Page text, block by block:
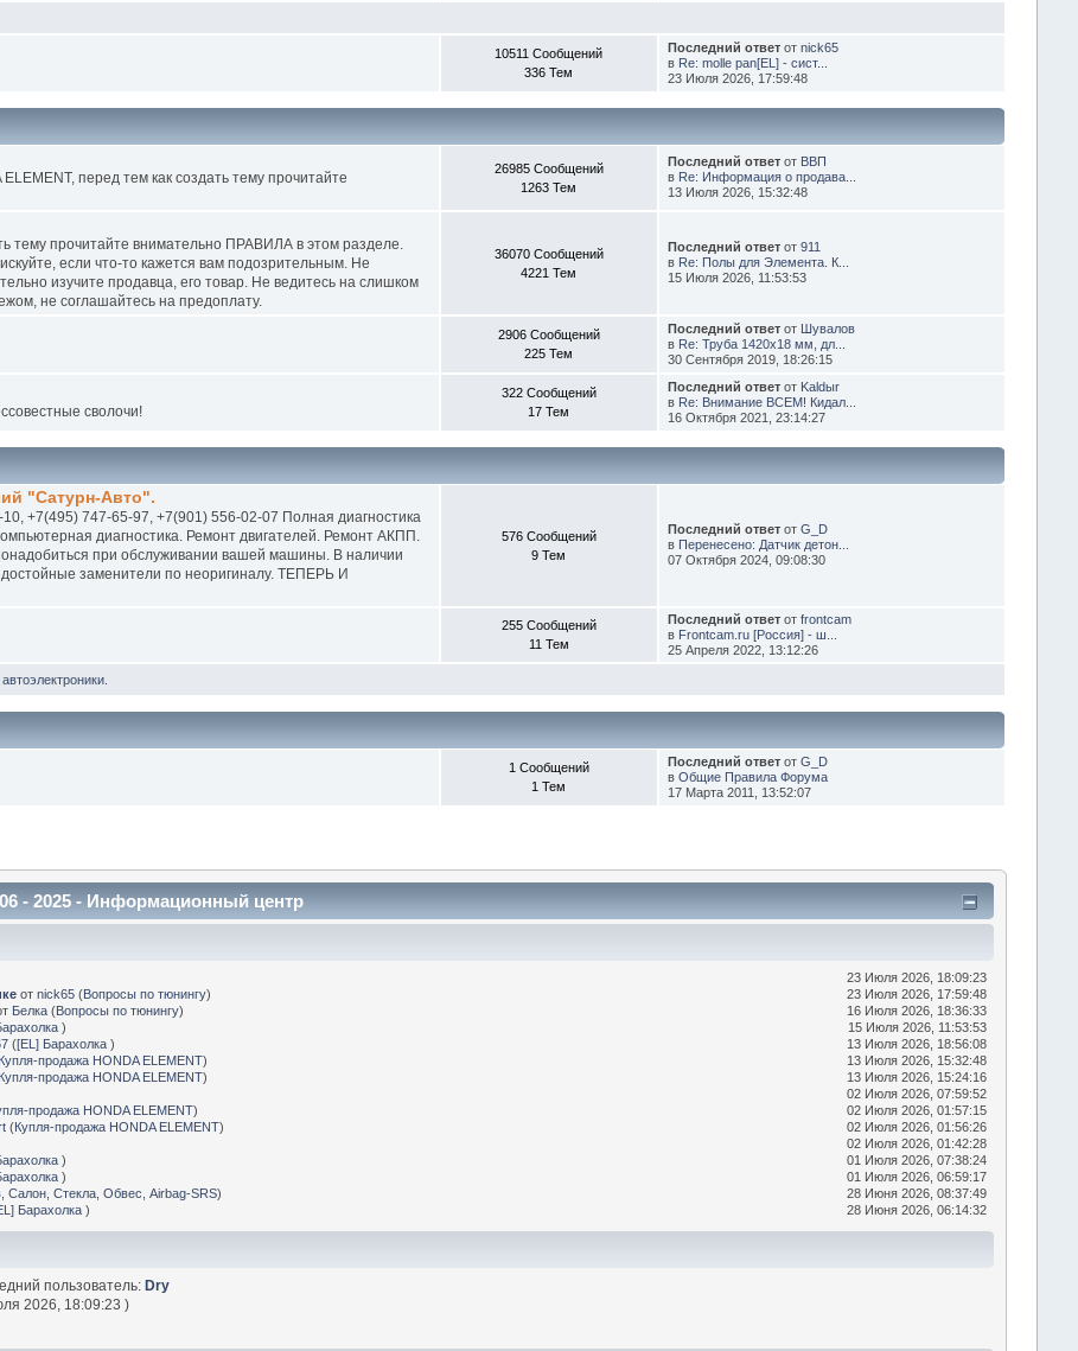
10511 Сообщений
336 Тем
Последний ответ отnick65
в Re: molle pan[EL] - сист...
23 Июля 2026, 17:59:48
перед тем как создать тему прочитайте
26985 Сообщений
1263 Тем
Последний ответ от ВВП
в Re: Информация о продава...
13 Июля 2026, 15:32:48
тему прочитайте внимательно ПРАВИЛА в этом разделе.
если что-то кажется вам подозрительным. Не
изучите продавца, его товар. Не ведитесь на слишком
не соглашайтесь на предоплату.
36070 Сообщений
4221 Тем
Последний ответ от911
в Re: Полы для Элемента. К...
15 Июля 2026, 11:53:53
2906 Сообщений
225 Тем
Последний ответ от Шувалов
в Re: Труба 1420х18 мм, дл...
30 Сентября 2019, 18:26:15
сволочи!
322 Сообщений
17 Тем
Последний ответ от Kaldыr
в Re: Внимание ВСЕМ! Кидал...
16 Октября 2021, 23:14:27
"Сатурн-Авто".
+7(495) 747-65-97, +7(901) 556-02-07 Полная диагностика
диагностика. Ремонт двигателей. Ремонт АКПП.
при обслуживании вашей машины. В наличии
достойные заменители по неоригиналу. ТЕПЕРЬ И
576 Сообщений
9 Тем
Последний ответ отG_D
в Перенесено: Датчик детон...
07 Октября 2024, 09:08:30
255 Сообщений
11 Тем
Последний ответ отfrontcam
в Frontcam.ru [Россия] - ш...
25 Апреля 2022, 13:12:26
1 Сообщений
1 Тем
Последний ответ отG_D
вОбщие Правила Форума
17 Марта 2011, 13:52:07
- 2025 - Информационный центр
23 Июля 2026, 18:09:23
отnick65 (Вопросы по тюнингу)
23 Июля 2026, 17:59:48
Белка (Вопросы по тюнингу)
16 Июля 2026, 18:36:33
)
15 Июля 2026, 11:53:53
([EL] Барахолка)
13 Июля 2026, 18:56:08
Купля-продажа HONDA ELEMENT)
13 Июля 2026, 15:32:48
Купля-продажа HONDA ELEMENT)
13 Июля 2026, 15:24:16
02 Июля 2026, 07:59:52
продажа HONDA ELEMENT)
02 Июля 2026, 01:57:15
(Купля-продажа HONDA ELEMENT)
02 Июля 2026, 01:56:26
02 Июля 2026, 01:42:28
)
01 Июля 2026, 07:38:24
)
01 Июля 2026, 06:59:17
Салон, Стекла, Обвес, Airbag-SRS)
28 Июня 2026, 08:37:49
Барахолка) 28 Июня 2026, 06:14:32
пользователь: Dry
2026, 18:09:23 )